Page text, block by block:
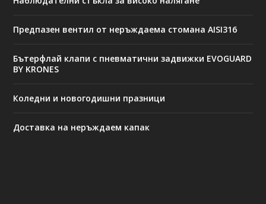
Предпазен вентил от неръждаема стомана AISI316
Бътерфлай клапи с пневматични задвижки EVOGUARD
BY KRONES
Коледни и новогодишни празници
Доставка на неръждаем капак